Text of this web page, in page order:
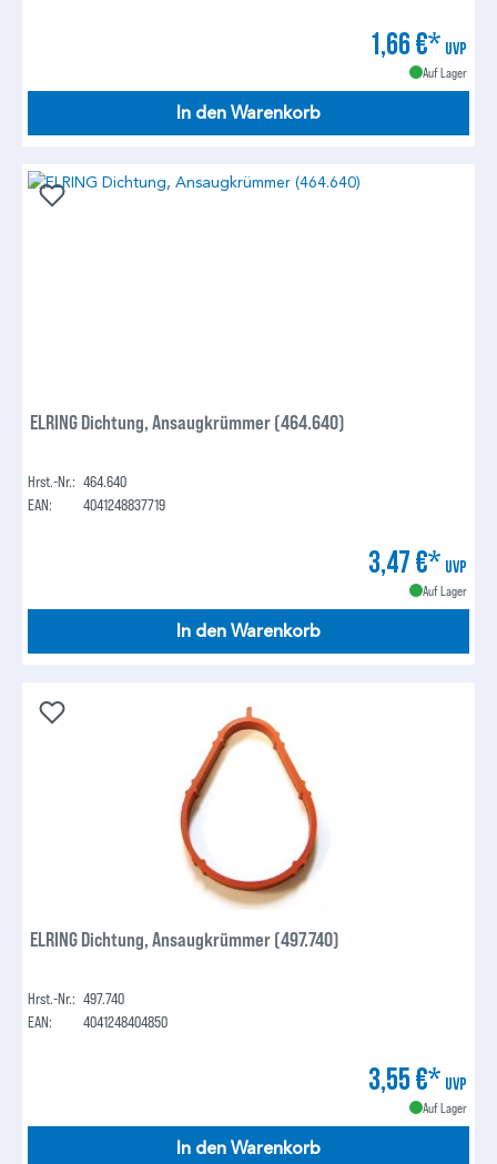
1,66 €* UVP
Auf Lager
In den Warenkorb
ELRING Dichtung, Ansaugkrümmer (464.640)
Hrst.-Nr.: 464.640
EAN:
4041248837719
3,47 €* UVP
Auf Lager
In den Warenkorb
ELRING Dichtung, Ansaugkrümmer (497.740)
Hrst.-Nr.: 497.740
EAN:
4041248404850
3,55 €* UVP
Auf Lager
In den Warenkorb